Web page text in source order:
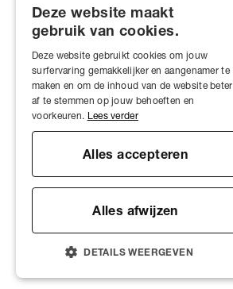
Deze website maakt
gebruik van cookies.
Deze website gebruikt cookies om jouw
surfervaring gemakkelijker en aangenamer te
maken en om de inhoud van de website beter
af te stemmen op jouw behoeften en
voorkeuren. Lees verder
Alles accepteren
Alles afwijzen
DETAILS WEERGEVEN